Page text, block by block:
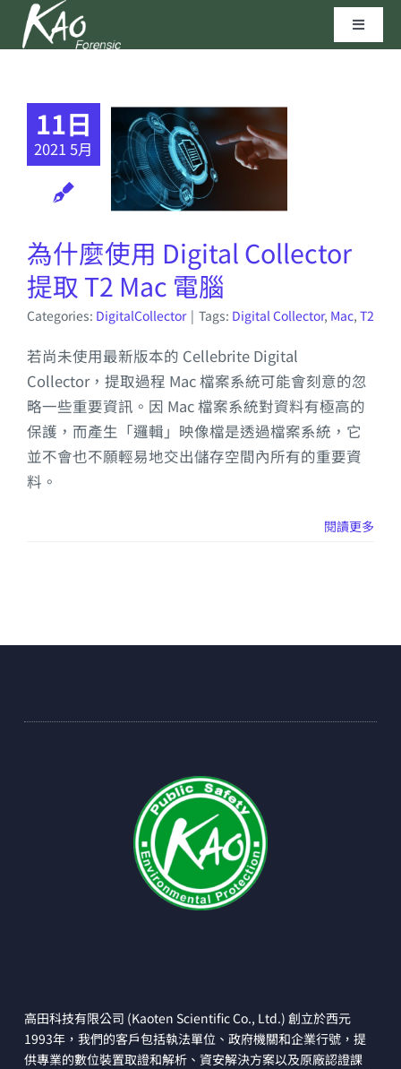
Skip
Toggle
資安實驗室
聯繫我們
高田科技©
11日
2021 5月
為什麼使用 Digital Collector
提取 T2 Mac 電腦
Categories: DigitalCollector | Tags: Digital Collector, Mac, T2
若尚未使用最新版本的 Cellebrite Digital
Collector，提取過程 Mac 檔案系統可能會刻意的忽
略一些重要資訊。因 Mac 檔案系統對資料有極高的
保護，而產生「邏輯」映像檔是透過檔案系統，它
並不會也不願輕易地交出儲存空間內所有的重要資
料。
閱讀更多
高田科技有限公司 (Kaoten Scientific Co., Ltd.) 創立於西元
1993年，我們的客戶包括執法單位、政府機關和企業行號，提
供專業的數位裝置取證和解析、資安解決方案以及原廠認證課